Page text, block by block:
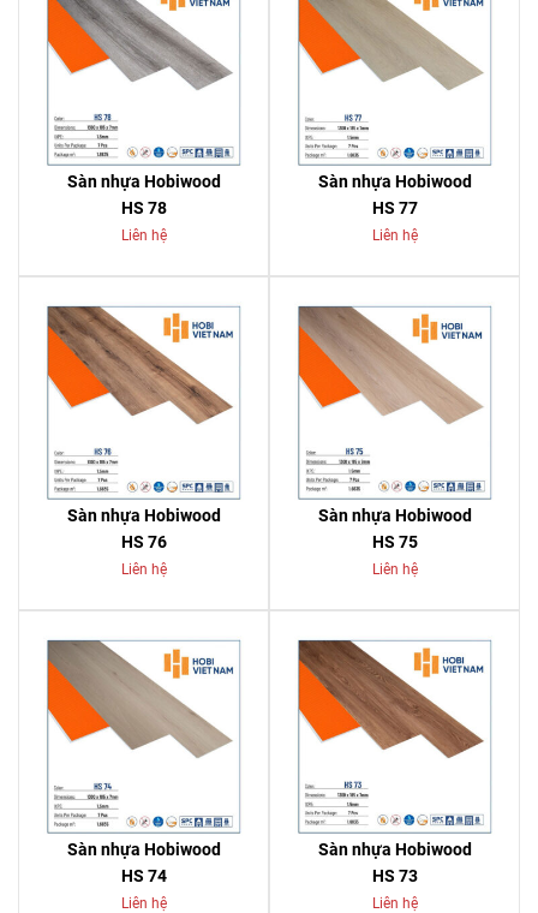
Sàn nhựa Hobiwood
HS 78
Liên hệ
Sàn nhựa Hobiwood
HS 77
Liên hệ
Sàn nhựa Hobiwood
HS 76
Liên hệ
Sàn nhựa Hobiwood
HS 75
Liên hệ
Sàn nhựa Hobiwood
HS 74
Liên hệ
Sàn nhựa Hobiwood
HS 73
Liên hệ